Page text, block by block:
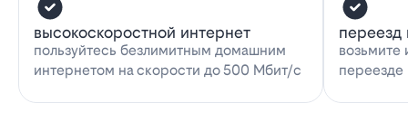
высокоскоростной интернет
пользуйтесь безлимитным домашним
интернетом на скорости до 500 Мбит/с
переезд
возьмите
переезде